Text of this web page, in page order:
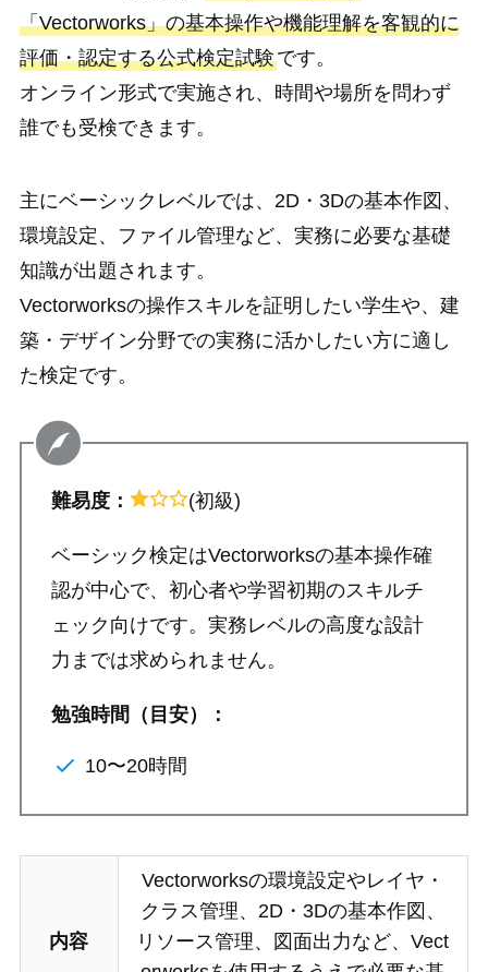
「Vectorworks」の基本操作や機能理解を客観的に
評価・認定する公式検定試験です。
オンライン形式で実施され、時間や場所を問わず
誰でも受検できます。
主にベーシックレベルでは、2D・3Dの基本作図、
環境設定、ファイル管理など、実務に必要な基礎
知識が出題されます。
Vectorworksの操作スキルを証明したい学生や、建
築・デザイン分野での実務に活かしたい方に適し
た検定です。
難易度： (初級)
ベーシック検定はVectorworksの基本操作確
認が中心で、初心者や学習初期のスキルチ
ェック向けです。実務レベルの高度な設計
力までは求められません。
勉強時間 （目安） ：
10〜20時間
内容
Vectorworksの環境設定やレイヤ・
クラス管理、2D・3Dの基本作図、
リソース管理、図面出力など、Vect